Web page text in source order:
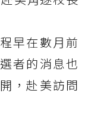
早在數月前
者的消息也
，赴美訪問